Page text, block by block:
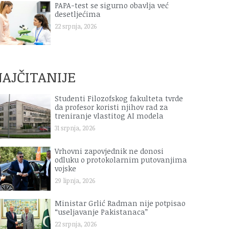
PAPA-test se sigurno obavlja već
desetljećima
22 srpnja, 2026
Studenti Filozofskog fakulteta tvrde
da profesor koristi njihov rad za
treniranje vlastitog AI modela
31 srpnja, 2026
Vrhovni zapovjednik ne donosi
odluku o protokolarnim putovanjima
vojske
29 lipnja, 2026
Ministar Grlić Radman nije potpisao
“useljavanje Pakistanaca”
22 srpnja, 2026